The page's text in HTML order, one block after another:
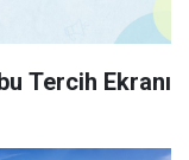
Tercih Ekranı